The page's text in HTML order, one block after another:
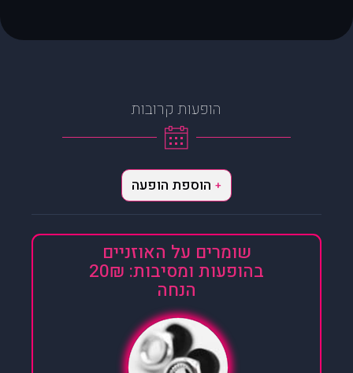
הופעות קרובות
+ הוספת הופעה
שומרים על האוזניים
בהופעות ומסיבות: 20₪
הנחה